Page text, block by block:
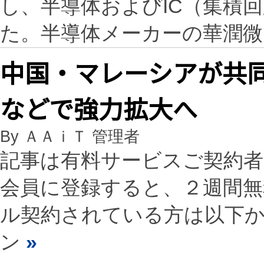
し、半導体およびIC（集積
た。半導体メーカーの華潤
中国・マレーシアが共
などで強力拡大へ
By ＡＡｉＴ 管理者
記事は有料サービスご契約
会員に登録すると、２週間
ル契約されている方は以下
ン »